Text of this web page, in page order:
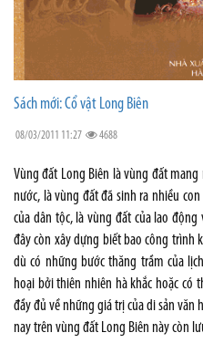
Sách mới: Cổ vật Long Biên
08/03/2011 11:27 4688
Vùng đất Long Biên là vùng đất
nước, là vùng đất đã sinh ra nhiều
của dân tộc, là vùng đất của lao
đây còn xây dựng biết bao công trình
dù có những bước thăng trầm của
hoại bởi thiên nhiên hà khắc hoặc có
đầy đủ về những giá trị của di sản
nay trên vùng đất Long Biên này còn